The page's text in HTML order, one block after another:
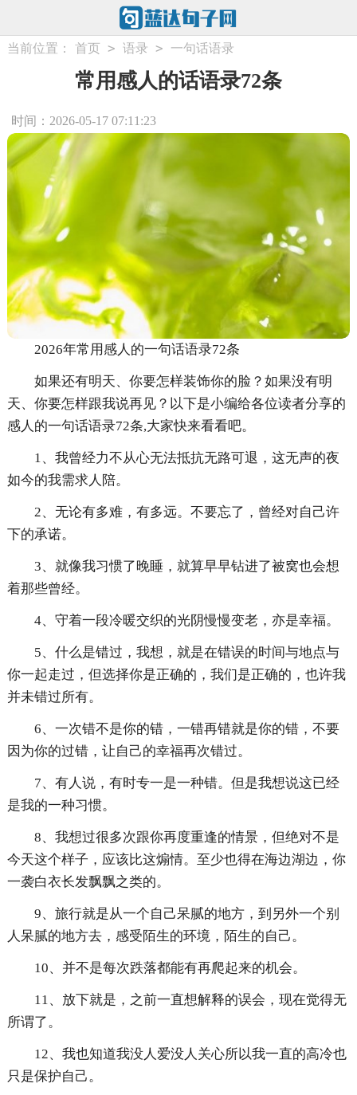
当前位置： 首页 > 语录 > 一句话语录
常用感人的话语录72条
时间：2026-05-17 07:11:23
2026年常用感人的一句话语录72条
如果还有明天、你要怎样装饰你的脸？如果没有明
天、你要怎样跟我说再见？以下是小编给各位读者分享的
感人的一句话语录72条,大家快来看看吧。
1、我曾经力不从心无法抵抗无路可退，这无声的夜
如今的我需求人陪。
2、无论有多难，有多远。不要忘了，曾经对自己许
下的承诺。
3、就像我习惯了晚睡，就算早早钻进了被窝也会想
着那些曾经。
4、守着一段冷暖交织的光阴慢慢变老，亦是幸福。
5、什么是错过，我想，就是在错误的时间与地点与
你一起走过，但选择你是正确的，我们是正确的，也许我
并未错过所有。
6、一次错不是你的错，一错再错就是你的错，不要
因为你的过错，让自己的幸福再次错过。
7、有人说，有时专一是一种错。但是我想说这已经
是我的一种习惯。
8、我想过很多次跟你再度重逢的情景，但绝对不是
今天这个样子，应该比这煽情。至少也得在海边湖边，你
一袭白衣长发飘飘之类的。
9、旅行就是从一个自己呆腻的地方，到另外一个别
人呆腻的地方去，感受陌生的环境，陌生的自己。
10、并不是每次跌落都能有再爬起来的机会。
11、放下就是，之前一直想解释的误会，现在觉得无
所谓了。
12、我也知道我没人爱没人关心所以我一直的高冷也
只是保护自己。